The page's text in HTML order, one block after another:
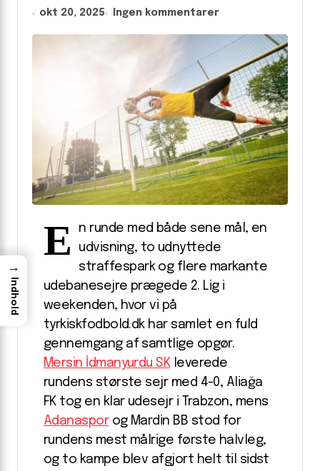
okt 20, 2025 Ingen kommentarer
E
n runde med både sene mål, en
udvisning, to udnyttede
straffespark og flere markante
udebanesejre prægede 2. Lig i
weekenden, hvor vi på
tyrkiskfodbold.dk har samlet en fuld
gennemgang af samtlige opgør.
Mersin İdmanyurdu SKleverede
rundens største sejr med 4-0, Aliağa
FK tog en klar udesejr i Trabzon, mens
Adanasporog Mardin BB stod for
rundens mest målrige første halvleg,
og to kampe blev afgjort helt til sidst
→
Indhold